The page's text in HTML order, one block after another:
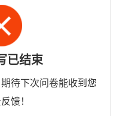
已结束
待下次问卷能收到您
馈！